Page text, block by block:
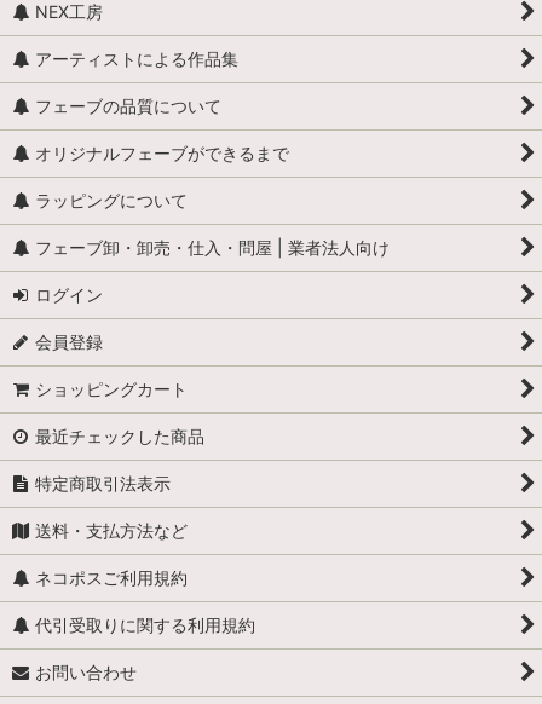
NEX工房
アーティストによる作品集
フェーブの品質について
オリジナルフェーブができるまで
ラッピングについて
フェーブ卸・卸売・仕入・問屋 | 業者法人向け
ログイン
会員登録
ショッピングカート
最近チェックした商品
特定商取引法表示
送料・支払方法など
ネコポスご利用規約
代引受取りに関する利用規約
お問い合わせ